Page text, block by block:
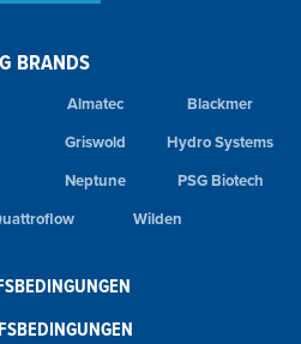
BRANDS
Almatec
Blackmer
Griswold
Hydro Systems
Neptune
PSG Biotech
Wilden